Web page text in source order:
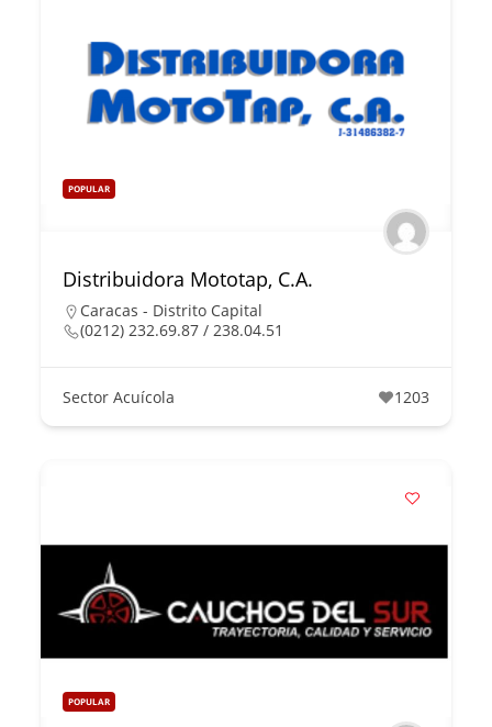
POPULAR
Distribuidora Mototap, C.A.
Caracas - Distrito Capital
(0212) 232.69.87 / 238.04.51
Sector Acuícola 1203
POPULAR